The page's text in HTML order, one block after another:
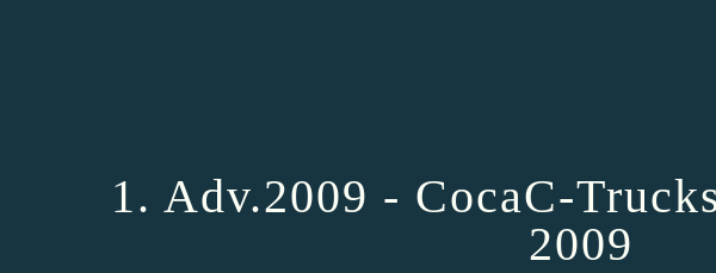
1. Adv.2009 - CocaC-
2009